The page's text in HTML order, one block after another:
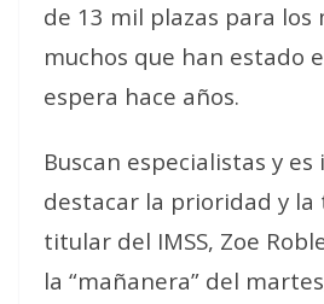
de 13 mil plazas para los
muchos que han estado
espera hace años.
Buscan especialistas y
destacar la prioridad y la
titular del IMSS, Zoe
la “mañanera” del